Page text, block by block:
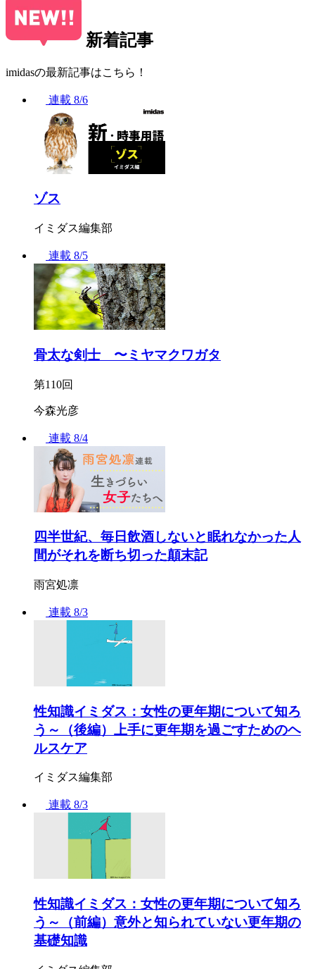
新着記事
imidasの最新記事はこちら！
連載 8/6
ゾス
イミダス編集部
連載 8/5
骨太な剣士 〜ミヤマクワガタ
第110回
今森光彦
連載 8/4
四半世紀、毎日飲酒しないと眠れなかった人
間がそれを断ち切った顛末記
雨宮処凛
連載 8/3
性知識イミダス：女性の更年期について知ろ
う～（後編）上手に更年期を過ごすためのヘ
ルスケア
イミダス編集部
連載 8/3
性知識イミダス：女性の更年期について知ろ
う～（前編）意外と知られていない更年期の
基礎知識